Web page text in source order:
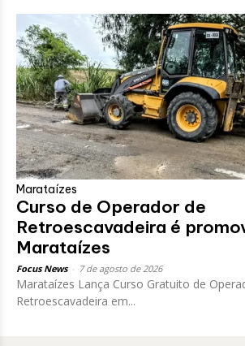
Marataízes
Curso de Operador de
Retroescavadeira é
Marataízes
Focus News 7 de agosto de 2026
Marataízes Lança Curso Gratuito de
Retroescavadeira em...